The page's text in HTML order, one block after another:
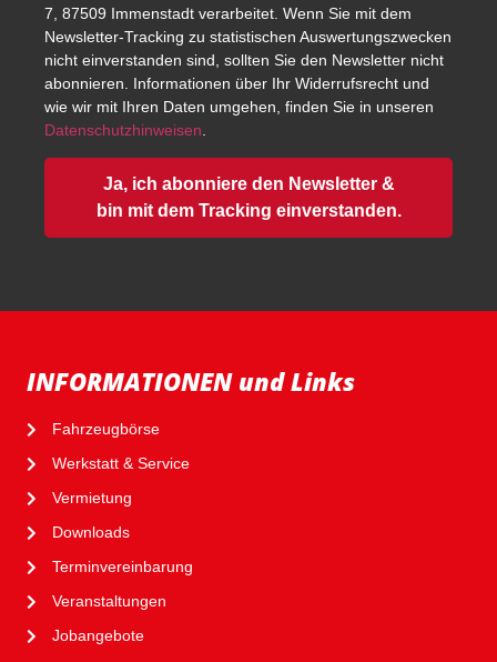
7, 87509 Immenstadt verarbeitet. Wenn Sie mit dem
Newsletter-Tracking zu statistischen Auswertungszwecken
nicht einverstanden sind, sollten Sie den Newsletter nicht
abonnieren. Informationen über Ihr Widerrufsrecht und
wie wir mit Ihren Daten umgehen, finden Sie in unseren
Datenschutzhinweisen
Ja, ich abonniere den Newsletter &
bin mit dem Tracking einverstanden.
INFORMATIONEN und Links
Fahrzeugbörse
Werkstatt & Service
Vermietung
Downloads
Terminvereinbarung
Veranstaltungen
Jobangebote